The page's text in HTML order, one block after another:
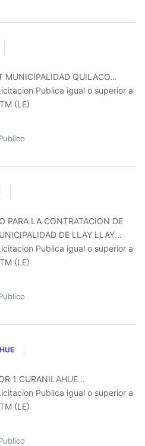
MUNICIPALIDAD QUILACO...
Publica igual o superior a
(LE)
PARA LA CONTRATACION DE
DE LLAY LLAY...
Publica igual o superior a
(LE)
1 CURANILAHUE...
Publica igual o superior a
(LE)